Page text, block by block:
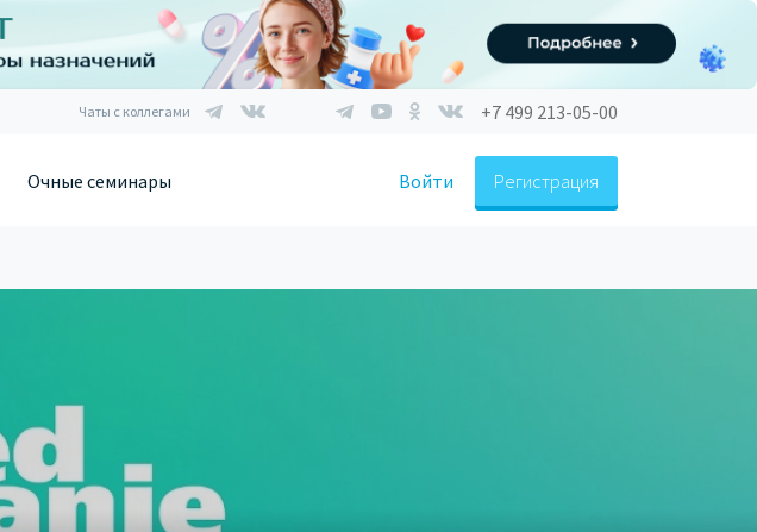
Чаты с коллегами +7 499 213-05-00
Очные семинары Войти Регистрация